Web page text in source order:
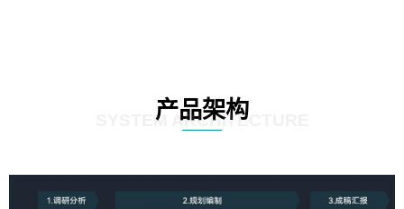
产品架构
SYSTEM ARCHITECTURE